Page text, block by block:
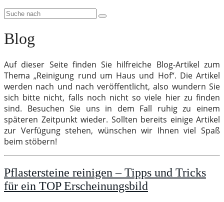
Blog
Auf dieser Seite finden Sie hilfreiche Blog-Artikel zum
Thema „Reinigung rund um Haus und Hof“. Die Artikel
werden nach und nach veröffentlicht, also wundern Sie
sich bitte nicht, falls noch nicht so viele hier zu finden
sind. Besuchen Sie uns in dem Fall ruhig zu einem
späteren Zeitpunkt wieder. Sollten bereits einige Artikel
zur Verfügung stehen, wünschen wir Ihnen viel Spaß
beim stöbern!
Pflastersteine reinigen – Tipps und Tricks
für ein TOP Erscheinungsbild